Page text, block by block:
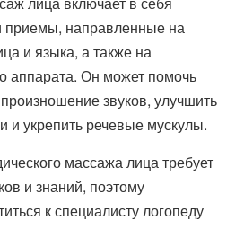
приемы, направленные на
и языка, а также на
аппарата. Он может помочь
звуков, улучшить
и укрепить речевые мускулы.
массажа лица требует
и знаний, поэтому
к специалисту логопеду